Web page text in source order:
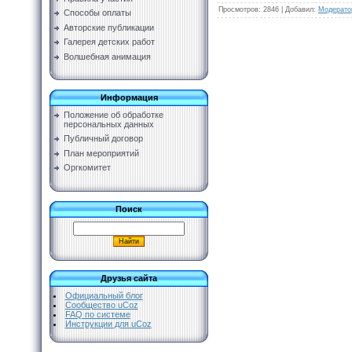
Способы оплаты
Авторские публикации
Галерея детских работ
Волшебная анимация
Информация
Положение об обработке
персональных данных
Публичный договор
План мероприятий
Оргкомитет
Поиск
Друзья сайта
Официальный блог
Сообщество uCoz
FAQ по системе
Инструкции для uCoz
Просмотров: 2846 Добавил: